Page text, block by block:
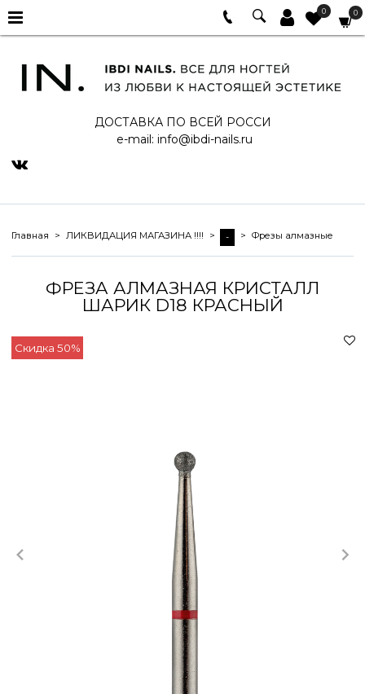
0 0
ДОСТАВКА ПО ВСЕЙ РОССИ
e-mail: info@ibdi-nails.ru
Главная ЛИКВИДАЦИЯ МАГАЗИНА !!!! - Фрезы алмазные
ФРЕЗА АЛМАЗНАЯ КРИСТАЛЛ
ШАРИК D18 КРАСНЫЙ
Скидка 50%